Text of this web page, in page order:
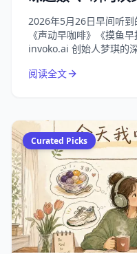
我们生活的商业
2026年5月26日早间听
《声动早咖啡》《摸鱼
invoko.ai 创始人梦琪的
阅读全文
Curated Picks